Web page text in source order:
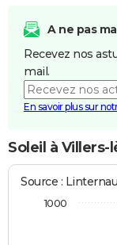
A ne pas
Recevez nos
mail.
En savoir plus sur
Soleil à Villers-
Source :
1000